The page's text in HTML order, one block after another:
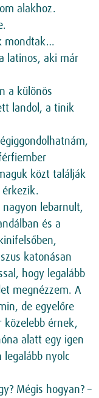
alakhoz.
mondtak…
latinos, aki már
a különös
landol, a tinik
közt találják
lebarnult,
és a
katonásan
hogy legalább
megnézzem. A
de egyelőre
érnek,
alatt egy igen
nyolc
Mégis hogyan? –